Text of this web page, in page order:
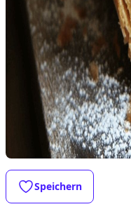
Speichern